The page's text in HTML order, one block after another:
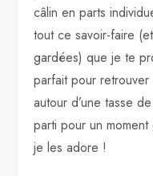
câlin en parts
tout ce savoir-faire
gardées) que je te
parfait pour
autour d’une tasse
parti pour un
je les adore !